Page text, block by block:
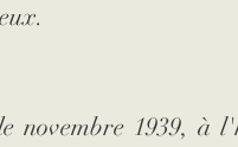
novembre 1939, à